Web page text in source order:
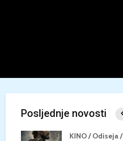
Posljednje novosti
KINO / Odiseja /